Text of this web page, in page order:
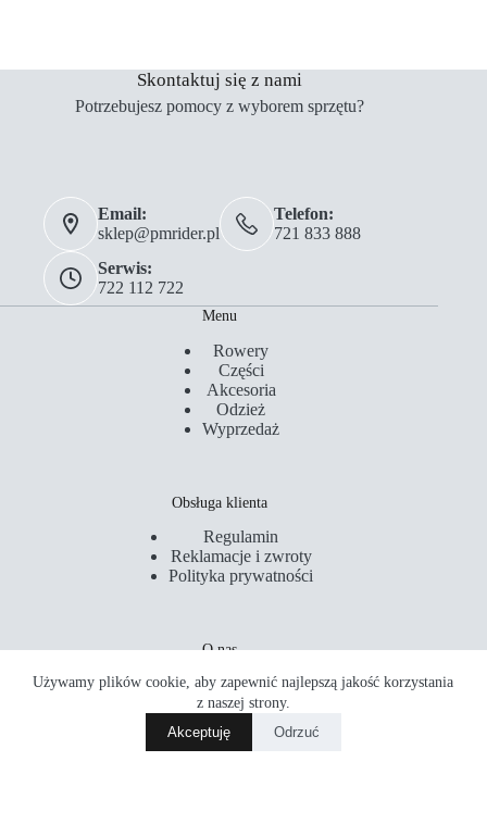
Używamy plików cookie, aby zapewnić najlepszą jakość korzystania
z naszej strony.
Akceptuję
Odrzuć
Skontaktuj się z nami
Potrzebujesz pomocy z wyborem sprzętu?
Email:
sklep@pmrider.pl
Telefon:
721 833 888
Serwis:
722 112 722
Menu
Rowery
Części
Akcesoria
Odzież
Wyprzedaż
Obsługa klienta
Regulamin
Reklamacje i zwroty
Polityka prywatności
O nas
Kontakt
Serwis
Sklepy
Akademia Rowerowa